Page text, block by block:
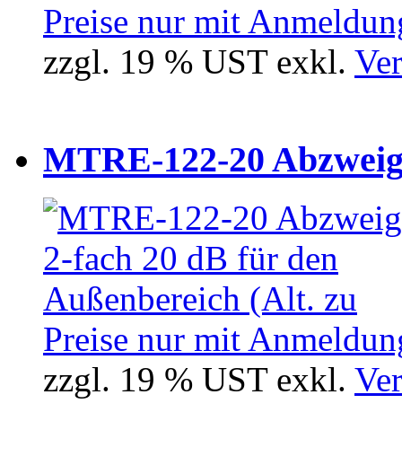
Preise nur mit
zzgl. 19 % UST exkl.
MTRE-122-20
Preise nur mit
zzgl. 19 % UST exkl.